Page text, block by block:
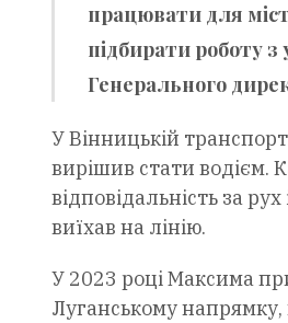
працювати для
підбирати роботу з
Генерального
У Вінницькій
вирішив стати водієм.
відповідальність за
виїхав на лінію.
У 2023 році Максима
Луганському